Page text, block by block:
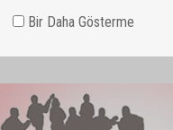
Bir Daha Gösterme